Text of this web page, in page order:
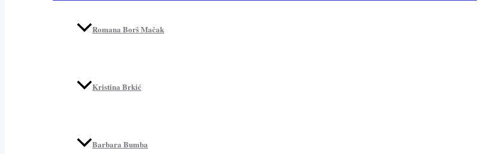
Romana Borš Mačak
Kristina Brkić
Barbara Bumba